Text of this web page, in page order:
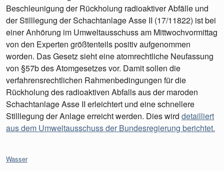
Beschleunigung der Rückholung radioaktiver Abfälle und
der Stilllegung der Schachtanlage Asse II (17/11822) ist bei
einer Anhörung im Umweltausschuss am Mittwochvormittag
von den Experten größtenteils positiv aufgenommen
worden. Das Gesetz sieht eine atomrechtliche Neufassung
von §57b des Atomgesetzes vor. Damit sollen die
verfahrensrechtlichen Rahmenbedingungen für die
Rückholung des radioaktiven Abfalls aus der maroden
Schachtanlage Asse II erleichtert und eine schnellere
Stilllegung der Anlage erreicht werden. Dies wird detailliert
aus dem Umweltausschuss der Bundesregierung berichtet.
Kategorien:
Wasser